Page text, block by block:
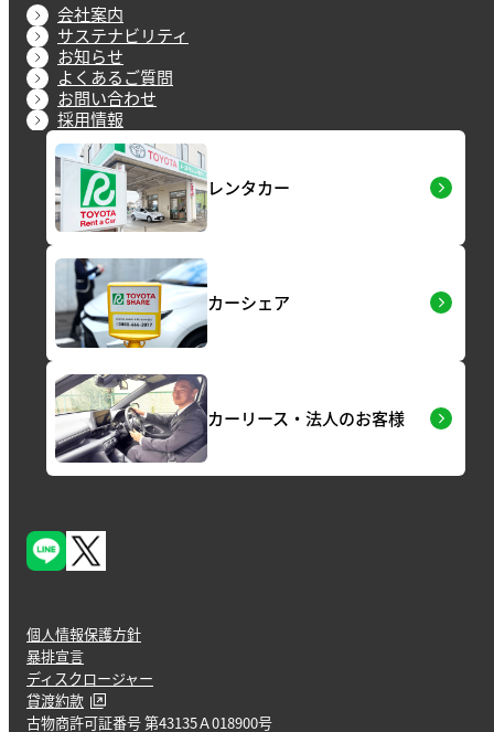
会社案内
サステナビリティ
お知らせ
よくあるご質問
お問い合わせ
採用情報
レンタカー
カーシェア
カーリース・法人のお客様
個人情報保護方針
暴排宣言
ディスクロージャー
貸渡約款
古物商許可証番号 第43135Ａ018900号